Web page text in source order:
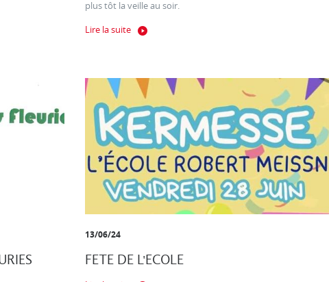
plus tôt la veille au soir.
Lire la suite
13/06/24
FETE DE L'ECOLE